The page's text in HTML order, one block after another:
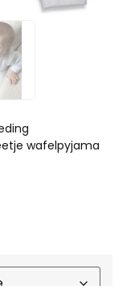
wafelpyjama